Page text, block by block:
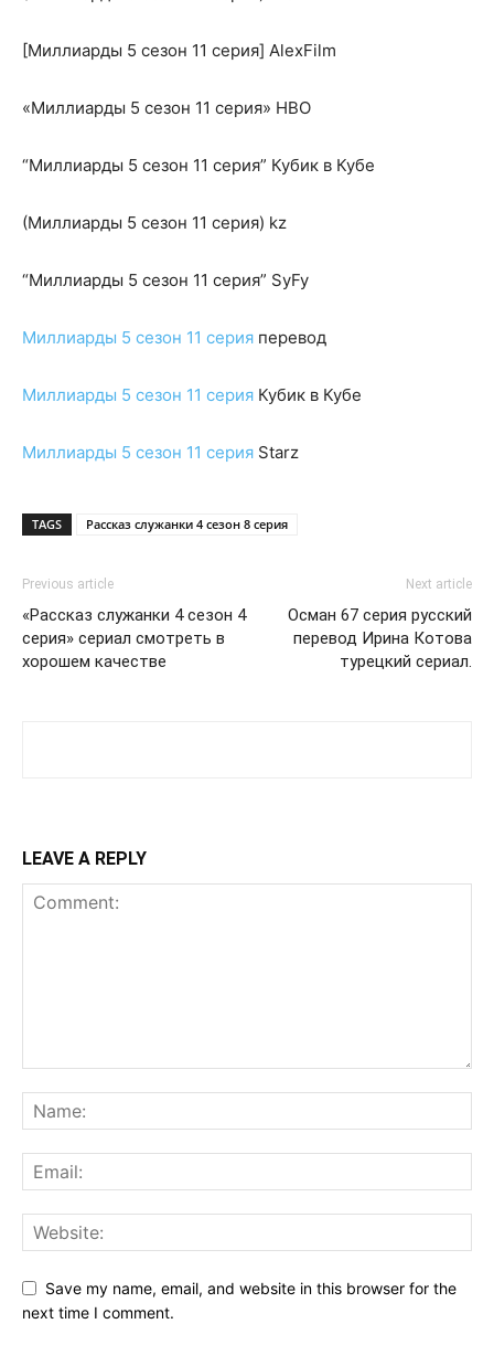
[Миллиарды 5 сезон 11 серия] AlexFilm
«Миллиарды 5 сезон 11 серия» HBO
“Миллиарды 5 сезон 11 серия” Кубик в Кубе
(Миллиарды 5 сезон 11 серия) kz
“Миллиарды 5 сезон 11 серия” SyFy
Миллиарды 5 сезон 11 серия перевод
Миллиарды 5 сезон 11 серия Кубик в Кубе
Миллиарды 5 сезон 11 серия Starz
TAGS Рассказ служанки 4 сезон 8 серия
Previous article
«Рассказ служанки 4 сезон 4
серия» сериал смотреть в
хорошем качестве
Next article
Осман 67 серия русский
перевод Ирина Котова
турецкий сериал.
LEAVE A REPLY
Save my name, email, and website in this browser for the
next time I comment.